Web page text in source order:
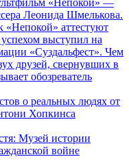
«Непокой» —
Леонида Шмелькова.
аттестуют
выступил на
«Суздальфест». Чем
друзей, свернувших в
обозреватель
о реальных людях от
Хопкинса
Музей истории
войне